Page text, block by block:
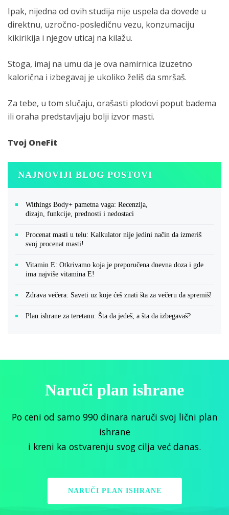
Ipak, nijedna od ovih studija nije uspela da dovede u
direktnu, uzročno-posledičnu vezu, konzumaciju
kikirikija i njegov uticaj na kilažu.
Stoga, imaj na umu da je ova namirnica izuzetno
kalorična i izbegavaj je ukoliko želiš da smršaš.
Za tebe, u tom slučaju, orašasti plodovi poput badema
ili oraha predstavljaju bolji izvor masti.
Tvoj OneFit
NAJNOVIJI BLOG POSTOVI
Withings Body+ pametna vaga: Recenzija,
dizajn, funkcije, prednosti i nedostaci
Procenat masti u telu: Kalkulator nije jedini način da izmeriš
svoj procenat masti!
Vitamin E: Otkrivamo koja je preporučena dnevna doza i gde
ima najviše vitamina E!
Zdrava večera: Saveti uz koje ćeš znati šta za večeru da spremiš!
Plan ishrane za teretanu: Šta da jedeš, a šta da izbegavaš?
Naruči plan ishrane
Po ceni od samo 990 dinara naruči svoj lični plan
ishrane
i kreni ka ostvarenju svog cilja već danas.
NARUČI PLAN ISHRANE